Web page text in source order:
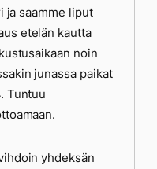
ja saamme liput
etelän kautta
noin
junassa paikat
Tuntuu
yhdeksän